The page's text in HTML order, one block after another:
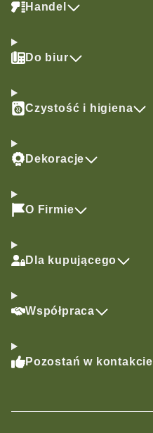
Handel
Do biur
Czystość i higiena
Dekoracje
O Firmie
Dla kupującego
Współpraca
Pozostań w kontakcie